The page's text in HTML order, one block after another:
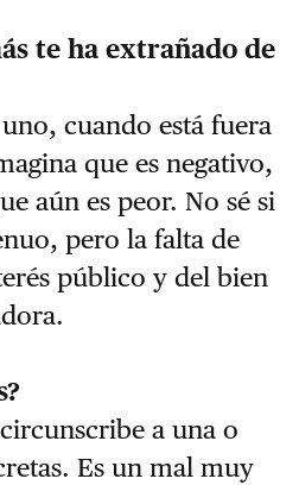
te ha extrañado de
cuando está fuera
que es negativo,
aún es peor. No sé si
pero la falta de
público y del bien
a una o
Es un mal muy